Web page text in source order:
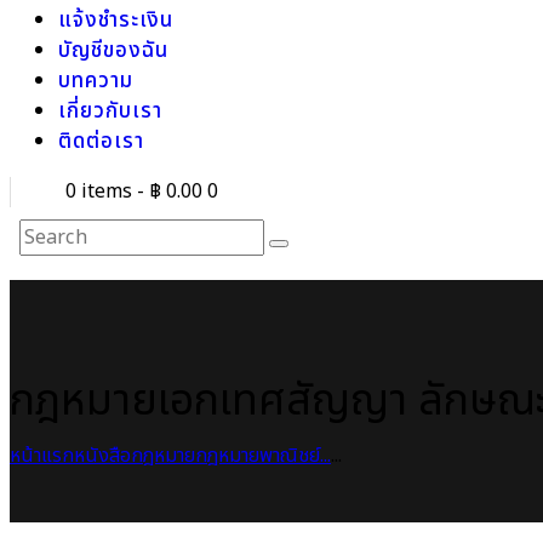
แจ้งชำระเงิน
บัญชีของฉัน
บทความ
เกี่ยวกับเรา
ติดต่อเรา
0 items - ฿ 0.000
หน้าแรกหนังสือกฎหมายกฎหมายพาณิชย์...